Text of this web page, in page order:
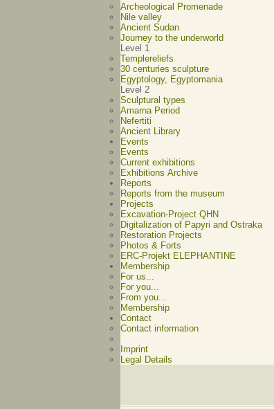
Archeological Promenade
Nile valley
Ancient Sudan
Journey to the underworld
Level 1
Templereliefs
30 centuries sculpture
Egyptology, Egyptomania
Level 2
Sculptural types
Amarna Period
Nefertiti
Ancient Library
Events
Events
Current exhibitions
Exhibitions Archive
Reports
Reports from the museum
Projects
Excavation-Project QHN
Digitalization of Papyri and Ostraka
Restoration Projects
Photos & Forts
ERC-Projekt ELEPHANTINE
Membership
For us...
For you...
From you...
Membership
Contact
Contact information
Imprint
Legal Details